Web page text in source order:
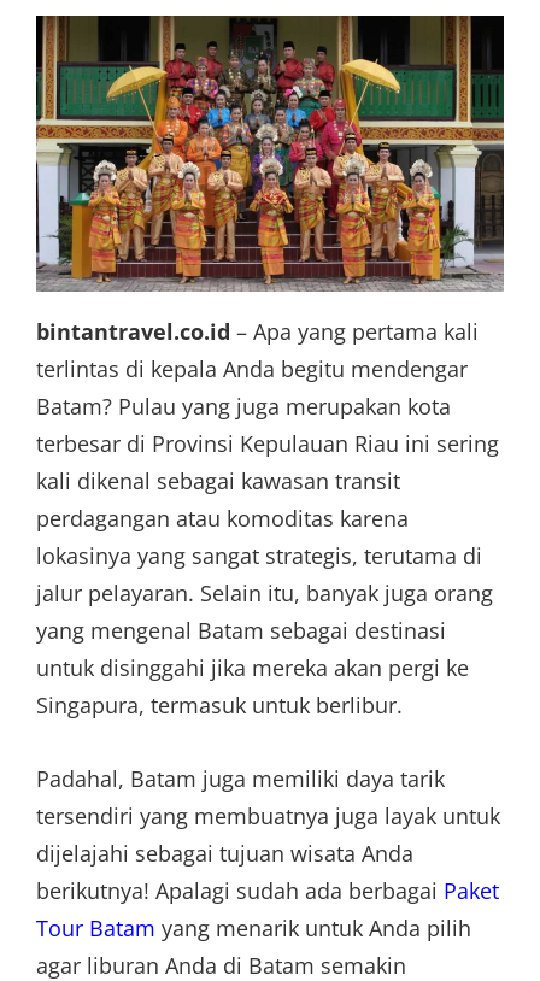
bintantravel.co.id – Apa yang pertama kali
terlintas di kepala Anda begitu mendengar
Batam? Pulau yang juga merupakan kota
terbesar di Provinsi Kepulauan Riau ini sering
kali dikenal sebagai kawasan transit
perdagangan atau komoditas karena
lokasinya yang sangat strategis, terutama di
jalur pelayaran. Selain itu, banyak juga orang
yang mengenal Batam sebagai destinasi
untuk disinggahi jika mereka akan pergi ke
Singapura, termasuk untuk berlibur.
Padahal, Batam juga memiliki daya tarik
tersendiri yang membuatnya juga layak untuk
dijelajahi sebagai tujuan wisata Anda
berikutnya! Apalagi sudah ada berbagai Paket
Tour Batam yang menarik untuk Anda pilih
agar liburan Anda di Batam semakin